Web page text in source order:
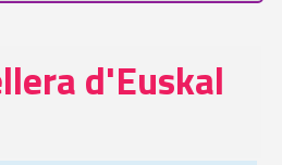
d'Euskal